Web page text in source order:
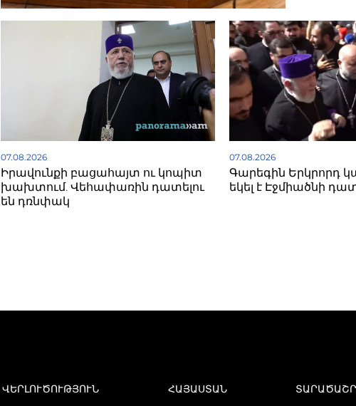
07.08.2026
Իրավունքի բացահայտ ու կոպիտ
խախտում. Վեհափառին դատելու
են դռնփակ
07.08.2026
Գարեգին Երկրորդ
եկել է Էջմիածնի
ՎԵՐԼՈՒԾՈՒԹՅՈՒՆ ՀԱՅԱՍՏԱՆ